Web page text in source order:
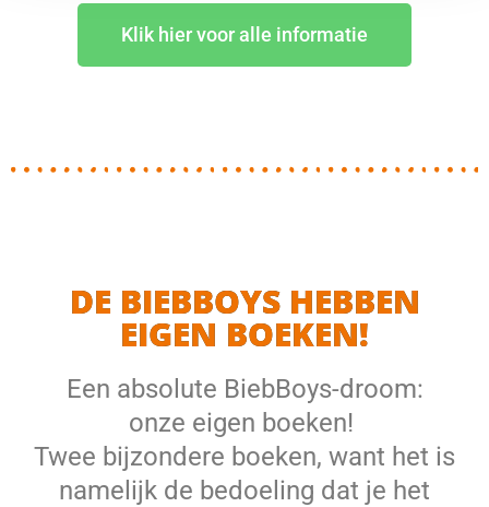
Klik hier voor alle informatie
DE BIEBBOYS HEBBEN
EIGEN BOEKEN!
Een absolute BiebBoys-droom:
onze eigen boeken!
Twee bijzondere boeken, want het is
namelijk de bedoeling dat je het